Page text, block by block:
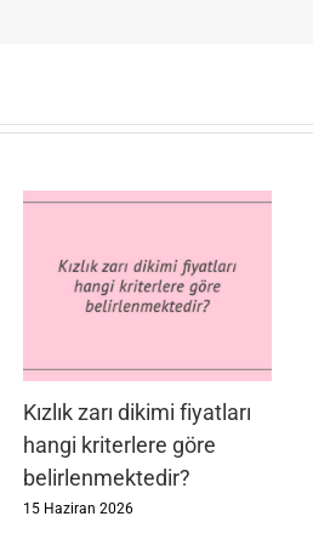
Kızlık zarı dikimi fiyatları
hangi kriterlere göre
belirlenmektedir?
15 Haziran 2026